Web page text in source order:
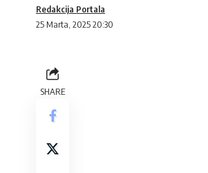
25 Marta, 2025 20:30
Redakcija Portala
SHARE